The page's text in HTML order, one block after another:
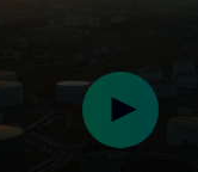
Play